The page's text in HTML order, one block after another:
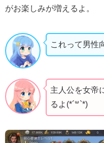
がお楽しみが増えるよ。
これって男性
主人公を女帝
るよ(*´꒳`*)